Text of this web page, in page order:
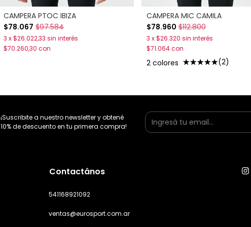
CAMPERA PTOC IBIZA
$78.067 $97.584
3 x$26.022,33 sin interés
$70.260,30con
CAMPERA MIC CAMILA
$78.960 $112.800
(2)
3 x$26.320 sin interés
$71.064con
2 colores
¡Suscribite a nuestro newsletter y obtené
10% de descuento en tu primera compra!
Contactános
541168921092
ventas@eurosport.com.ar